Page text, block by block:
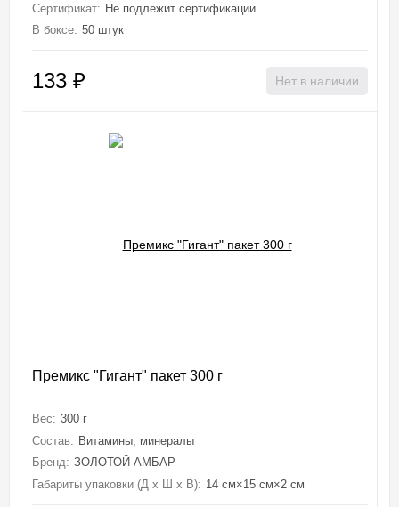
Сертификат: Не подлежит сертификации
В боксе: 50 штук
133 ₽ Нет в наличии
Премикс "Гигант" пакет 300 г
Вес: 300 г
Состав: Витамины, минералы
Бренд: ЗОЛОТОЙ АМБАР
Габариты упаковки (Д х Ш х В): 14 см×15 см×2 см